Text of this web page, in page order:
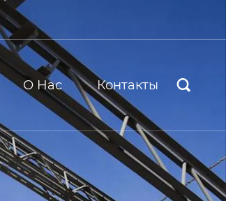
О Hас Контакты 